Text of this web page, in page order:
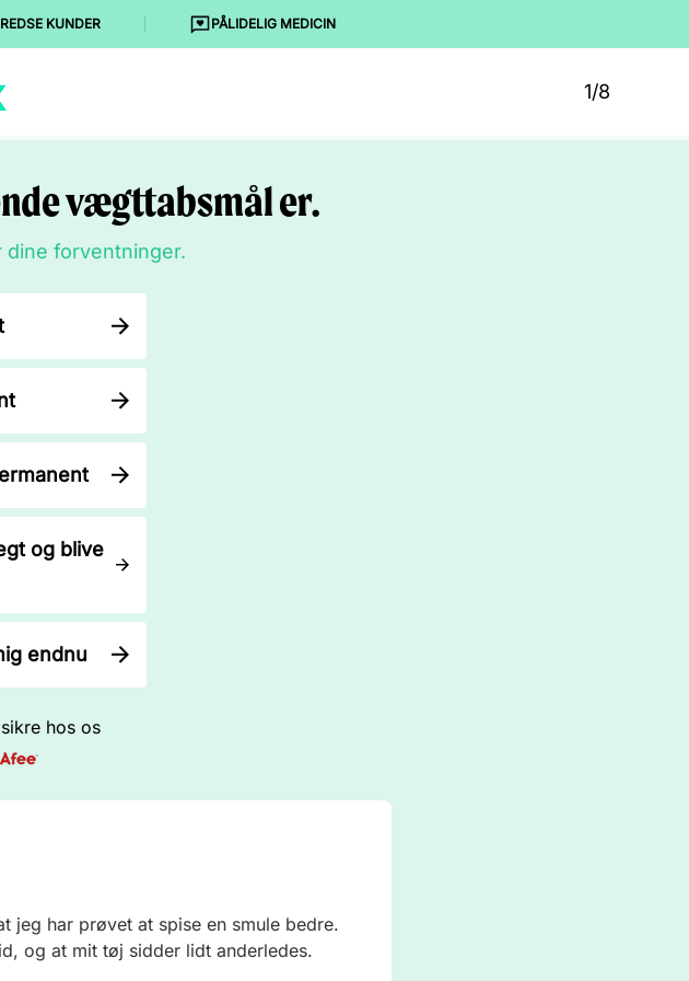
KUNDER PÅLIDELIG MEDICIN
1/8
vægttabsmål er.
forventninger.
og blive
endnu
hos os
jeg har prøvet at spise en smule bedre.
og at mit tøj sidder lidt anderledes.